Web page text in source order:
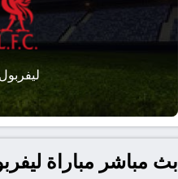
ليفربول
بث مباشر مباراة